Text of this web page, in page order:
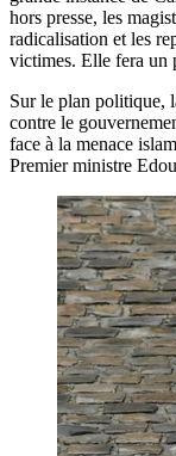
hors presse, les
radicalisation et les
victimes. Elle fera un
Sur le plan politique,
contre le
face à la menace
Premier ministre